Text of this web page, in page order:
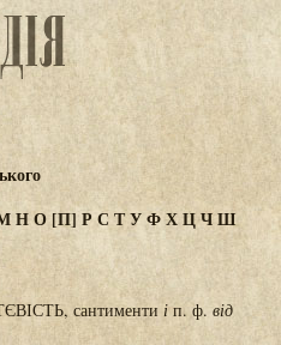
НО[П] Р С ТУФХЦЧШ
сантименти іп. ф. від